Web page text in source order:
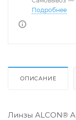
Подробнее
ОПИСАНИЕ
Линзы ALCON®